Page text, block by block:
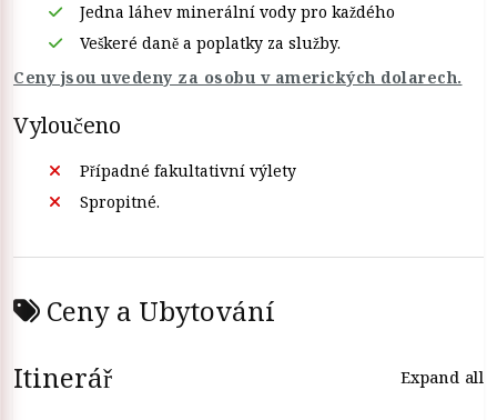
Jedna láhev minerální vody pro každého
Veškeré daně a poplatky za služby.
Ceny jsou uvedeny za osobu v amerických dolarech.
Vyloučeno
Případné fakultativní výlety
Spropitné.
Ceny a Ubytování
Itinerář
Expand all